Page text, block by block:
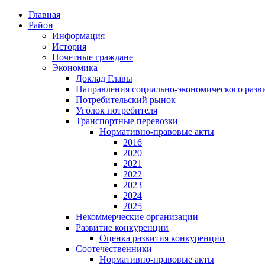
Главная
Район
Информация
История
Почетные граждане
Экономика
Доклад Главы
Направления социально-экономического
Потребительский рынок
Уголок потребителя
Транспортные перевозки
Нормативно-правовые акты
2016
2020
2021
2022
2023
2024
2025
Некоммерческие организации
Развитие конкуренции
Оценка развития конкуренции
Соотечественники
Нормативно-правовые акты